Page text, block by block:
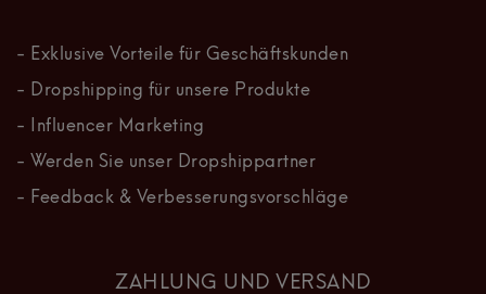
- Exklusive Vorteile für Geschäftskunden
- Dropshipping für unsere Produkte
- Influencer Marketing
- Werden Sie unser Dropshippartner
- Feedback & Verbesserungsvorschläge
ZAHLUNG UND VERSAND